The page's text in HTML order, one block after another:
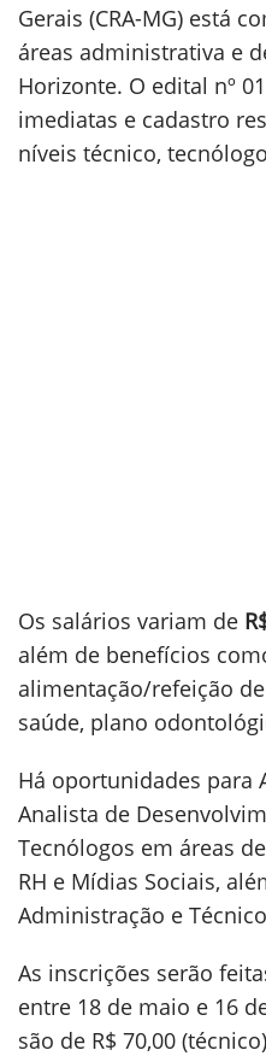
Gerais (CRA-MG) está
áreas administrativa e
Horizonte. O edital nº
imediatas e cadastro
níveis técnico,
Os salários variam de
além de benefícios
alimentação/refeição
saúde, plano
Há oportunidades para
Analista de
Tecnólogos em áreas
RH e Mídias Sociais,
Administração e
As inscrições serão
entre 18 de maio e 16
são de R$ 70,00